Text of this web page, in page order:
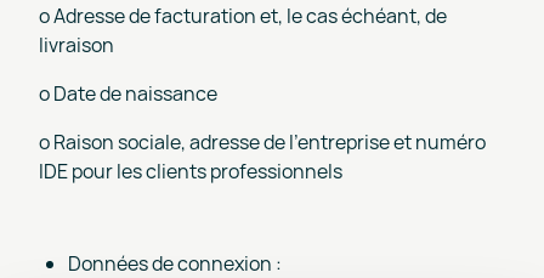
o Adresse de facturation et, le cas échéant, de
livraison
o Date de naissance
o Raison sociale, adresse de l'entreprise et numéro
IDE pour les clients professionnels
Données de connexion :